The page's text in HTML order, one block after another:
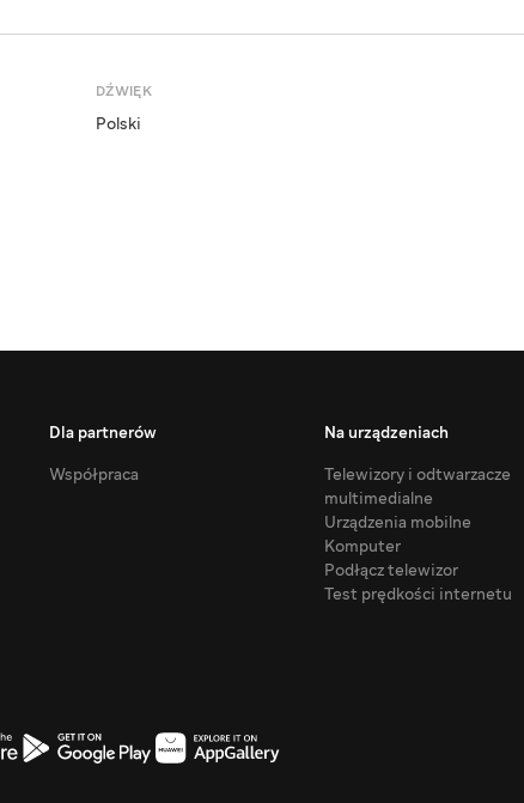
DŹWIĘK
Polski
Dla partnerów
Współpraca
Na urządzeniach
Telewizory i odtwarzacze
multimedialne
Urządzenia mobilne
Komputer
Podłącz telewizor
Test prędkości internetu